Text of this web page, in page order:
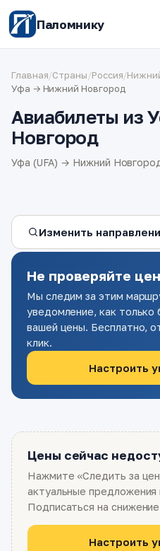
Паломнику
Главная/Страны/Россия/
Уфа → Нижний Новгород
Авиабилеты из
Новгород
Уфа (UFA) → Нижний
Изменить
Не проверяйте
Мы следим за этим
уведомление, как
вашей цены. Бесплатно,
клик.
Настроить
Цены сейчас
Нажмите «Следить за
актуальные
Подписаться на
Настроить